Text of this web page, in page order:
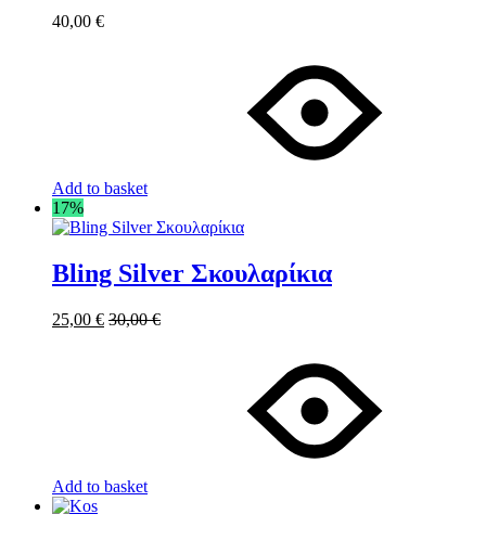
40,00 €
Add to basket
17%
Bling Silver Σκουλαρίκια
25,00 € 30,00€
Add to basket